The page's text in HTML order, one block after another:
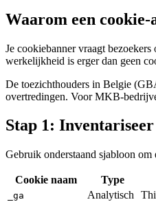
Waarom een cookie-
Je cookiebanner vraagt
werkelijkheid is erger dan geen
De toezichthouders in Belgie
overtredingen. Voor MKB-
Stap 1:
Gebruik onderstaand sjabloon om
Cookie naam Type
_ga Analytisch